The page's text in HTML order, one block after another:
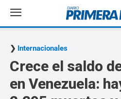
Internacionales
Crece el saldo
en Venezuela: